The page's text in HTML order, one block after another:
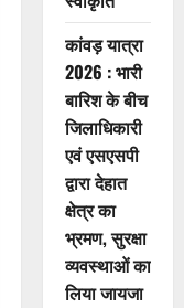
कांवड़ यात्रा
2026 : भारी
बारिश के बीच
जिलाधिकारी
एवं एसएसपी
द्वारा देहात
क्षेत्र का
भ्रमण, सुरक्षा
व्यवस्थाओं का
लिया जायजा